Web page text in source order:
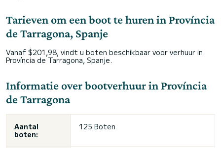
Tarieven om een boot te huren in Província
de Tarragona, Spanje
Vanaf $201,98, vindt u boten beschikbaar voor verhuur in
Província de Tarragona, Spanje.
Informatie over bootverhuur in Província
de Tarragona
Aantal
boten:
125 Boten